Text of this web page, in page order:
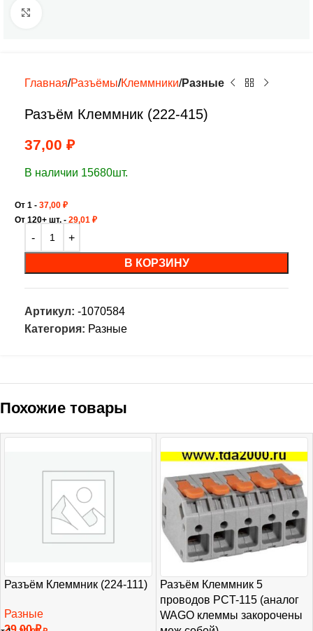
Главная Разъёмы Клеммники Разные
Разъём Клеммник (222-415)
37,00 ₽
В наличии 15680шт.
От 1 - 37,00 ₽
От 120+ шт. - 29,01 ₽
В КОРЗИНУ
Артикул: -1070584
Категория: Разные
Похожие товары
Разъём Клеммник (224-111)
Разные
Разъём Клеммник 5
проводов PCT-115 (аналог
WAGO клеммы закорочены